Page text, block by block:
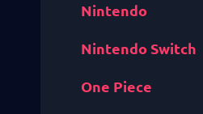
Nintendo
Nintendo Switch
One Piece